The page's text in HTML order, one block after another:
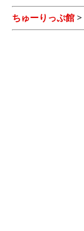
ちゅーりっぷ館 >